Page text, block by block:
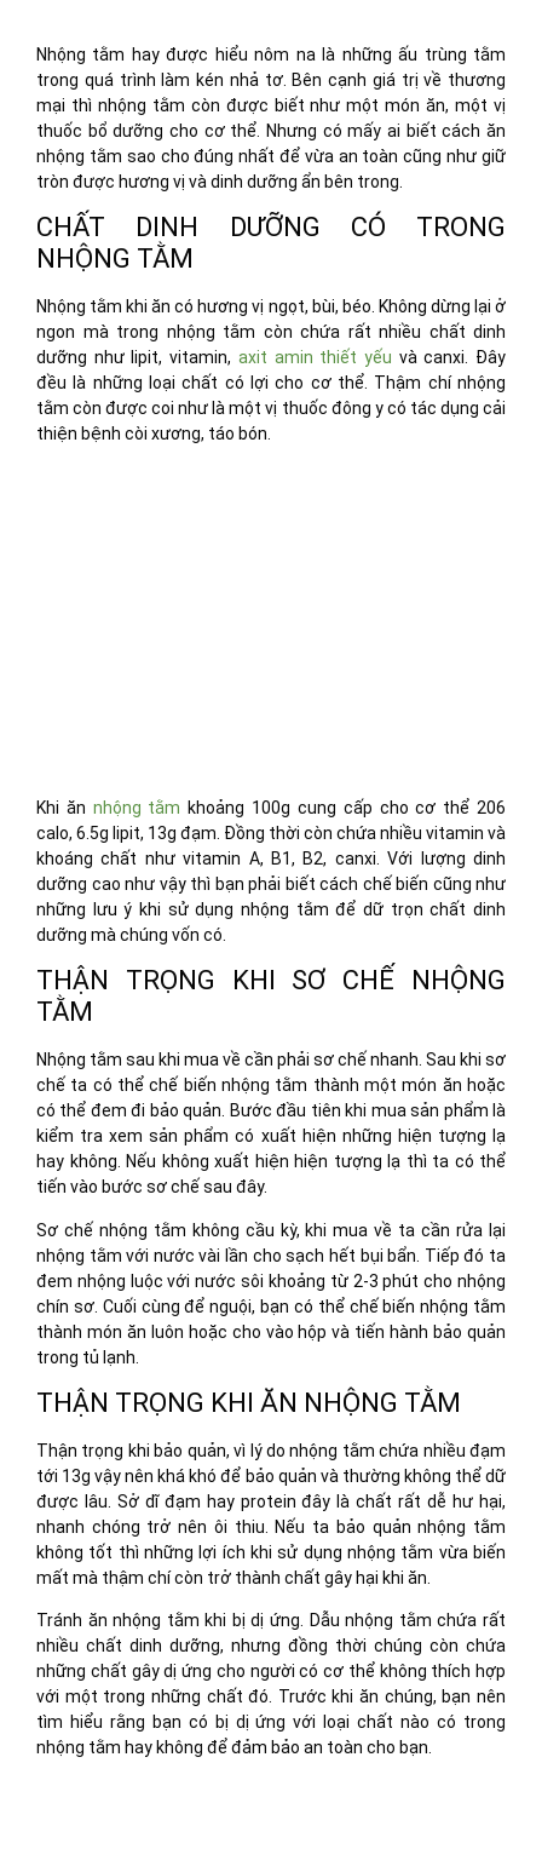
Nhộng tằm hay được hiểu nôm na là những ấu trùng tằm
trong quá trình làm kén nhả tơ. Bên cạnh giá trị về thương
mại thì nhộng tằm còn được biết như một món ăn, một vị
thuốc bổ dưỡng cho cơ thể. Nhưng có mấy ai biết cách ăn
nhộng tằm sao cho đúng nhất để vừa an toàn cũng như giữ
tròn được hương vị và dinh dưỡng ẩn bên trong.
CHẤT DINH DƯỠNG CÓ TRONG
NHỘNG TẰM
Nhộng tằm khi ăn có hương vị ngọt, bùi, béo. Không dừng lại ở
ngon mà trong nhộng tằm còn chứa rất nhiều chất dinh
dưỡng như lipit, vitamin, axit amin thiết yếu và canxi. Đây
đều là những loại chất có lợi cho cơ thể. Thậm chí nhộng
tằm còn được coi như là một vị thuốc đông y có tác dụng cải
thiện bệnh còi xương, táo bón.
Khi ăn nhộng tằm khoảng 100g cung cấp cho cơ thể 206
calo, 6.5g lipit, 13g đạm. Đồng thời còn chứa nhiều vitamin và
khoáng chất như vitamin A, B1, B2, canxi. Với lượng dinh
dưỡng cao như vậy thì bạn phải biết cách chế biến cũng như
những lưu ý khi sử dụng nhộng tằm để dữ trọn chất dinh
dưỡng mà chúng vốn có.
THẬN TRỌNG KHI SƠ CHẾ NHỘNG
TẰM
Nhộng tằm sau khi mua về cần phải sơ chế nhanh. Sau khi sơ
chế ta có thể chế biến nhộng tằm thành một món ăn hoặc
có thể đem đi bảo quản. Bước đầu tiên khi mua sản phẩm là
kiểm tra xem sản phẩm có xuất hiện những hiện tượng lạ
hay không. Nếu không xuất hiện hiện tượng lạ thì ta có thể
tiến vào bước sơ chế sau đây.
Sơ chế nhộng tằm không cầu kỳ, khi mua về ta cần rửa lại
nhộng tằm với nước vài lần cho sạch hết bụi bẩn. Tiếp đó ta
đem nhộng luộc với nước sôi khoảng từ 2-3 phút cho nhộng
chín sơ. Cuối cùng để nguội, bạn có thể chế biến nhộng tằm
thành món ăn luôn hoặc cho vào hộp và tiến hành bảo quản
trong tủ lạnh.
THẬN TRỌNG KHI ĂN NHỘNG TẰM
Thận trọng khi bảo quản, vì lý do nhộng tằm chứa nhiều đạm
tới 13g vậy nên khá khó để bảo quản và thường không thể dữ
được lâu. Sở dĩ đạm hay protein đây là chất rất dễ hư hại,
nhanh chóng trở nên ôi thiu. Nếu ta bảo quản nhộng tằm
không tốt thì những lợi ích khi sử dụng nhộng tằm vừa biến
mất mà thậm chí còn trở thành chất gây hại khi ăn.
Tránh ăn nhộng tằm khi bị dị ứng. Dẫu nhộng tằm chứa rất
nhiều chất dinh dưỡng, nhưng đồng thời chúng còn chứa
những chất gây dị ứng cho người có cơ thể không thích hợp
với một trong những chất đó. Trước khi ăn chúng, bạn nên
tìm hiểu rằng bạn có bị dị ứng với loại chất nào có trong
nhộng tằm hay không để đảm bảo an toàn cho bạn.